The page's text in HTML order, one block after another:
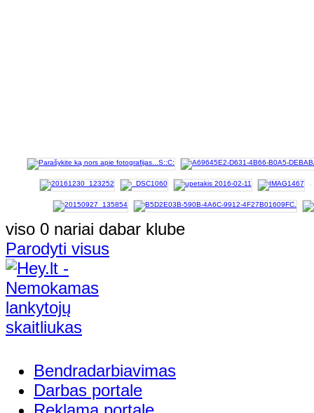
viso 0 nariai dabar klube
Parodyti visus
Bendradarbiavimas
Darbas portale